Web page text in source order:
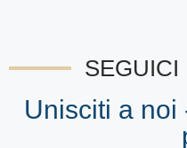
SEGUICI
Unisciti a noi